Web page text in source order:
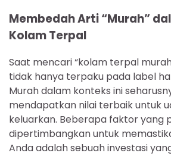
Membedah Arti “Murah”
Kolam Terpal
Saat mencari “kolam terpal
tidak hanya terpaku pada label
Murah dalam konteks ini
mendapatkan nilai terbaik untuk
keluarkan. Beberapa faktor yang
dipertimbangkan untuk
Anda adalah sebuah investasi